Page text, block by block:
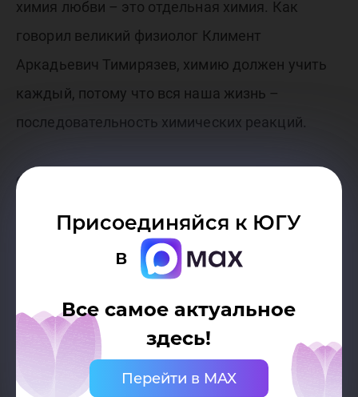
Присоединяйся к ЮГУ
в
Все самое актуальное
здесь!
Перейти в MAX
химия любви – это отдельная химия. Как
говорил великий физиолог Климент
Аркадьевич Тимирязев, химию должен учить
каждый, потому что вся наша жизнь –
последовательность химических реакций.
Фото Булата Сабитова